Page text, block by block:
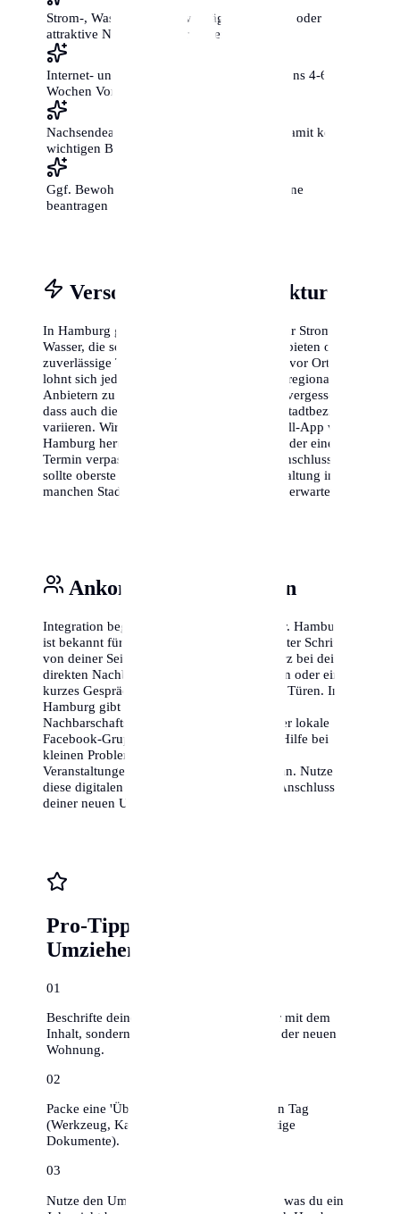
Strom-, Wasser- und Gasverträge ummelden oder
attraktive Neukunden-Tarife vergleichen
Internet- und Telefonanschluss mit mindestens 4-6
Wochen Vorlauf beantragen
Nachsendeauftrag bei der Post einrichten, damit keine
wichtigen Briefe verloren gehen
Ggf. Bewohnerparkausweis für die neue Zone
beantragen
Versorgung & Infrastruktur
In Hamburg gibt es oft regionale Anbieter für Strom und
Wasser, die sogenannten Stadtwerke. Diese bieten oft
zuverlässige Tarife und einen guten Service vor Ort. Es
lohnt sich jedoch immer, die Preise mit überregionalen
Anbietern zu vergleichen. Viele Neubürger vergessen,
dass auch die Müllabfuhr-Termine je nach Stadtbezirk
variieren. Wir empfehlen, die offizielle Abfall-App von
Hamburg herunterzuladen, damit du nie wieder einen
Termin verpasst. Auch das Thema Internetanschluss
sollte oberste Priorität haben, da die Freischaltung in
manchen Stadtteilen länger dauern kann als erwartet.
Ankommen & Vernetzen
Integration beginnt vor der eigenen Haustür. Hamburg
ist bekannt für seine offene Art, aber ein erster Schritt
von deiner Seite schadet nie. Stelle dich kurz bei deinen
direkten Nachbarn vor – ein kleines Lächeln oder ein
kurzes Gespräch im Treppenhaus öffnet oft Türen. In
Hamburg gibt es zudem zahlreiche
Nachbarschaftsportale wie 'nebenan.de' oder lokale
Facebook-Gruppen, in denen man schnell Hilfe bei
kleinen Problemen findet oder sich über
Veranstaltungen im Viertel austauschen kann. Nutze
diese digitalen Möglichkeiten, um schnell Anschluss in
deiner neuen Umgebung zu finden.
Pro-Tipps für stressfreies
Umziehen
01
Beschrifte deine Umzugskartons nicht nur mit dem
Inhalt, sondern auch mit dem Zielraum in der neuen
Wohnung.
02
Packe eine 'Überlebenskiste' für den ersten Tag
(Werkzeug, Kaffee, Toilettenpapier, wichtige
Dokumente).
03
Nutze den Umzug zum Ausmisten – alles, was du ein